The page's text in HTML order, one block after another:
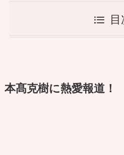
目
本髙克樹に熱愛報道！